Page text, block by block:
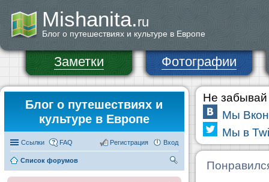
Mishanita.ru
Блог о путешествиях и культуре в Европе
Заметки Фотографии
Блог о путешествиях и
культуре в Европе
Ссылки FAQ Вход
Регистрация
Список форумов
Не забывай
Мы
Мы в